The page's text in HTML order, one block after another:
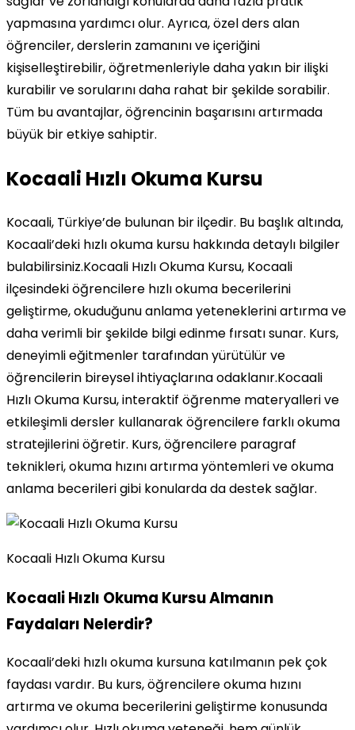
yapmasına yardımcı olur. Ayrıca, özel ders alan
öğrenciler, derslerin zamanını ve içeriğini
kişiselleştirebilir, öğretmenleriyle daha yakın bir ilişki
kurabilir ve sorularını daha rahat bir şekilde sorabilir.
Tüm bu avantajlar, öğrencinin başarısını artırmada
büyük bir etkiye sahiptir.
Kocaali Hızlı Okuma Kursu
Kocaali, Türkiye’de bulunan bir ilçedir. Bu başlık altında,
Kocaali’deki hızlı okuma kursu hakkında detaylı bilgiler
bulabilirsiniz.Kocaali Hızlı Okuma Kursu, Kocaali
ilçesindeki öğrencilere hızlı okuma becerilerini
geliştirme, okuduğunu anlama yeteneklerini artırma ve
daha verimli bir şekilde bilgi edinme fırsatı sunar. Kurs,
deneyimli eğitmenler tarafından yürütülür ve
öğrencilerin bireysel ihtiyaçlarına odaklanır.Kocaali
Hızlı Okuma Kursu, interaktif öğrenme materyalleri ve
etkileşimli dersler kullanarak öğrencilere farklı okuma
stratejilerini öğretir. Kurs, öğrencilere paragraf
teknikleri, okuma hızını artırma yöntemleri ve okuma
anlama becerileri gibi konularda da destek sağlar.
Kocaali Hızlı Okuma Kursu
Kocaali Hızlı Okuma Kursu Almanın
Faydaları Nelerdir?
Kocaali’deki hızlı okuma kursuna katılmanın pek çok
faydası vardır. Bu kurs, öğrencilere okuma hızını
artırma ve okuma becerilerini geliştirme konusunda